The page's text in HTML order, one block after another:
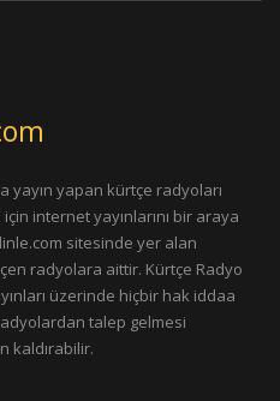
yayın yapan kürtçe radyoları
internet yayınlarını bir araya
sitesinde yer alan
radyolara aittir. Kürtçe Radyo
üzerinde hiçbir hak iddaa
talep gelmesi
kaldırabilir.